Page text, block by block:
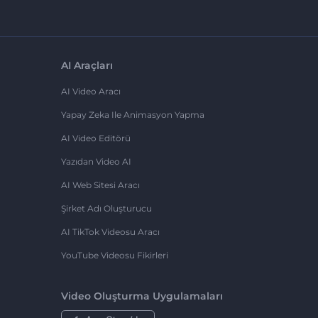
AI Araçları
AI Video Aracı
Yapay Zeka Ile Animasyon Yapma
AI Video Editörü
Yazıdan Video AI
AI Web Sitesi Aracı
Şirket Adı Oluşturucu
AI TikTok Videosu Aracı
YouTube Videosu Fikirleri
Video Oluşturma Uygulamaları